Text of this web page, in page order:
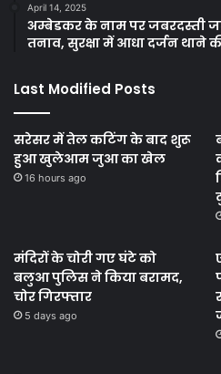
April 14, 2025
अम्बेडकर के नाम पर जबरदस्ती
तनाव, सुरक्षा में आधा दर्जन थाने
Last Modified Posts
सरेसर में तेल कटिंग के बाद शुरू
हुआ खुलेआम जुआ का खेल
16 hours ago
मंदिरों के चोरी गए घंटे को
बलुआ पुलिस ने किया बरामद,
चोर गिरफ्तार
5 days ago